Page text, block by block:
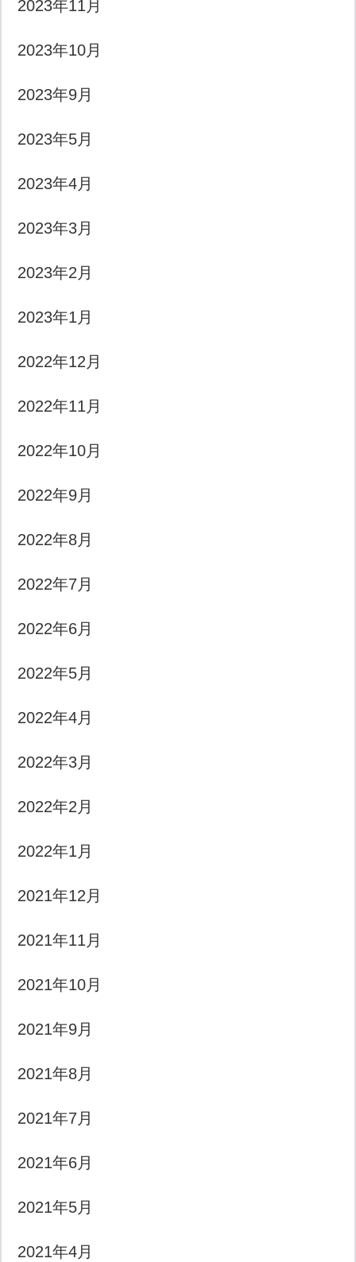
2023年11月
2023年10月
2023年9月
2023年5月
2023年4月
2023年3月
2023年2月
2023年1月
2022年12月
2022年11月
2022年10月
2022年9月
2022年8月
2022年7月
2022年6月
2022年5月
2022年4月
2022年3月
2022年2月
2022年1月
2021年12月
2021年11月
2021年10月
2021年9月
2021年8月
2021年7月
2021年6月
2021年5月
2021年4月